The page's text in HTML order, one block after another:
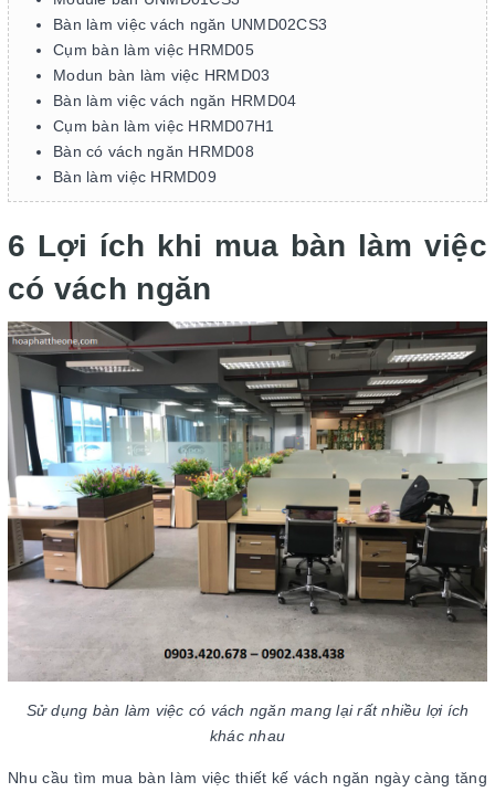
Bàn làm việc vách ngăn UNMD02CS3
Cụm bàn làm việc HRMD05
Modun bàn làm việc HRMD03
Bàn làm việc vách ngăn HRMD04
Cụm bàn làm việc HRMD07H1
Bàn có vách ngăn HRMD08
Bàn làm việc HRMD09
6 Lợi ích khi mua bàn làm việc
có vách ngăn
Sử dụng bàn làm việc có vách ngăn mang lại rất nhiều lợi ích
khác nhau
Nhu cầu tìm mua bàn làm việc thiết kế vách ngăn ngày càng tăng